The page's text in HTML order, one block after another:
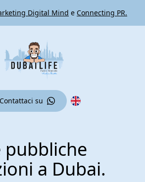
Digital Mind e Connecting PR.
Contattaci su
pubbliche
a Dubai.